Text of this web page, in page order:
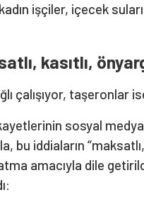
işçiler, içecek
kasıtlı,
çalışıyor, taşeronlar
sosyal
bu iddiaların
amacıyla dile